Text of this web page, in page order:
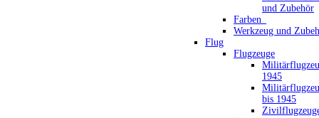
und Zubehör
Farben_
Werkzeug und
Flug
Flugzeuge
1945
bis 1945